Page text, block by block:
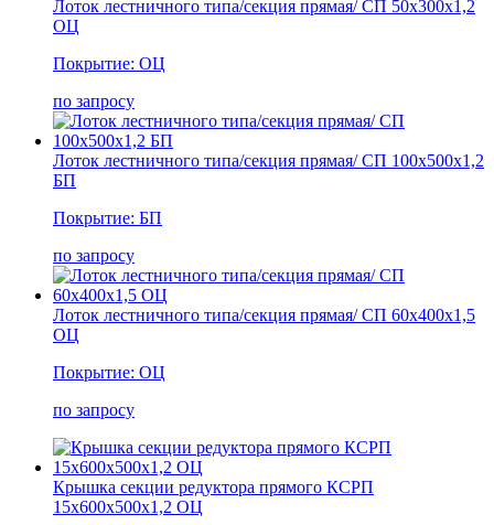
Лоток лестничного типа/секция прямая/ СП 50х300х1,2
ОЦ
Покрытие: ОЦ
по запросу
Лоток лестничного типа/секция прямая/ СП 100х500х1,2
БП
Покрытие: БП
по запросу
Лоток лестничного типа/секция прямая/ СП 60х400х1,5
ОЦ
Покрытие: ОЦ
по запросу
Крышка секции редуктора прямого КСРП
15х600х500х1,2 ОЦ